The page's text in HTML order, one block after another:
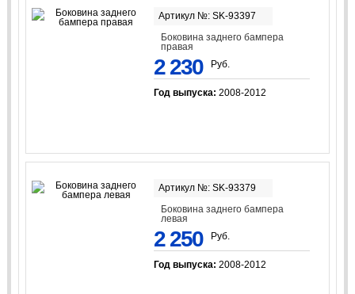
Артикул №: SK-93397
Боковина заднего бампера
правая
2 230 Руб.
Год выпуска: 2008-2012
Артикул №: SK-93379
Боковина заднего бампера
левая
2 250 Руб.
Год выпуска: 2008-2012